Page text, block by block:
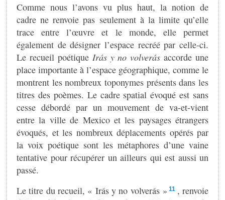
Comme nous l’avons vu plus haut, la notion de
cadre ne renvoie pas seulement à la limite qu’elle
trace entre l’œuvre et le monde, elle permet
également de désigner l’espace recréé par celle-ci.
Le recueil poétique Irás y no volverásaccorde une
place importante à l’espace géographique, comme le
montrent les nombreux toponymes présents dans les
titres des poèmes. Le cadre spatial évoqué est sans
cesse débordé par un mouvement de va-et-vient
entre la ville de Mexico et les paysages étrangers
évoqués, et les nombreux déplacements opérés par
la voix poétique sont les métaphores d’une vaine
tentative pour récupérer un ailleurs qui est aussi un
passé.
Le titre du recueil, « Irás y no volverás » 11 , renvoie